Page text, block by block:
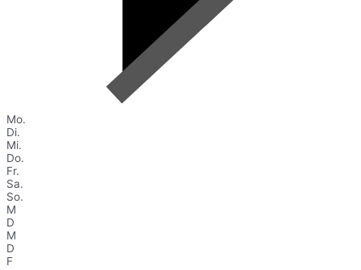
Mo.
Di.
Mi.
Do.
Fr.
Sa.
So.
M
D
M
D
F